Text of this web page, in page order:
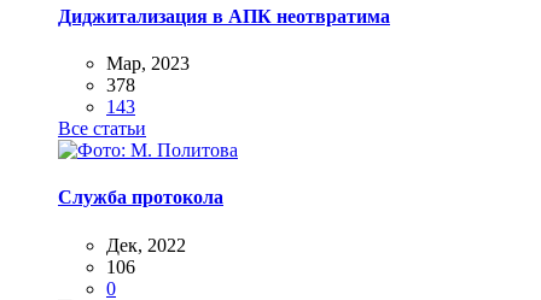
Диджитализация в АПК неотвратима
Мар, 2023
378
143
Все статьи
Служба протокола
Дек, 2022
106
0